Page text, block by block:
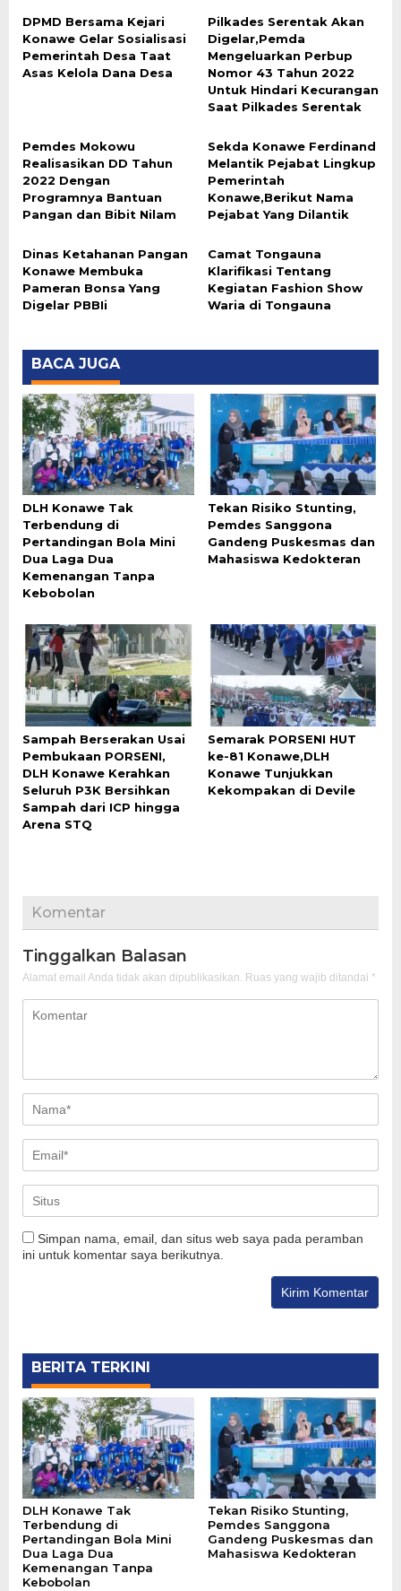
DPMD Bersama Kejari
Konawe Gelar Sosialisasi
Pemerintah Desa Taat
Asas Kelola Dana Desa
Pilkades Serentak Akan
Digelar,Pemda
Mengeluarkan Perbup
Nomor 43 Tahun 2022
Untuk Hindari Kecurangan
Saat Pilkades Serentak
Pemdes Mokowu
Realisasikan DD Tahun
2022 Dengan
Programnya Bantuan
Pangan dan Bibit Nilam
Sekda Konawe Ferdinand
Melantik Pejabat Lingkup
Pemerintah
Konawe,Berikut Nama
Pejabat Yang Dilantik
Dinas Ketahanan Pangan
Konawe Membuka
Pameran Bonsa Yang
Digelar PBBIi
Camat Tongauna
Klarifikasi Tentang
Kegiatan Fashion Show
Waria di Tongauna
BACA JUGA
DLH Konawe Tak
Terbendung di
Pertandingan Bola Mini
Dua Laga Dua
Kemenangan Tanpa
Kebobolan
Tekan Risiko Stunting,
Pemdes Sanggona
Gandeng Puskesmas dan
Mahasiswa Kedokteran
Sampah Berserakan Usai
Pembukaan PORSENI,
DLH Konawe Kerahkan
Seluruh P3K Bersihkan
Sampah dari ICP hingga
Arena STQ
Semarak PORSENI HUT
ke-81 Konawe,DLH
Konawe Tunjukkan
Kekompakan di Devile
Komentar
Tinggalkan Balasan
Alamat email Anda tidak akan dipublikasikan. Ruas yang wajib ditandai *
Simpan nama, email, dan situs web saya pada peramban
ini untuk komentar saya berikutnya.
BERITA TERKINI
DLH Konawe Tak
Terbendung di
Pertandingan Bola Mini
Dua Laga Dua
Kemenangan Tanpa
Kebobolan
Tekan Risiko Stunting,
Pemdes Sanggona
Gandeng Puskesmas dan
Mahasiswa Kedokteran